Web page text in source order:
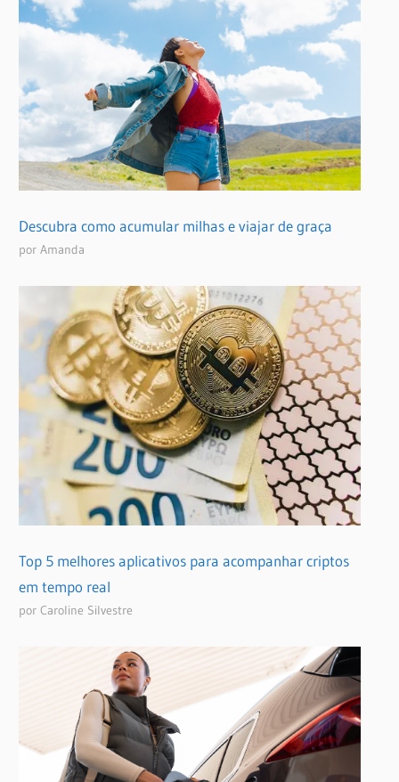
Descubra como acumular milhas e viajar de graça
por Amanda
Top 5 melhores aplicativos para acompanhar criptos
em tempo real
por Caroline Silvestre